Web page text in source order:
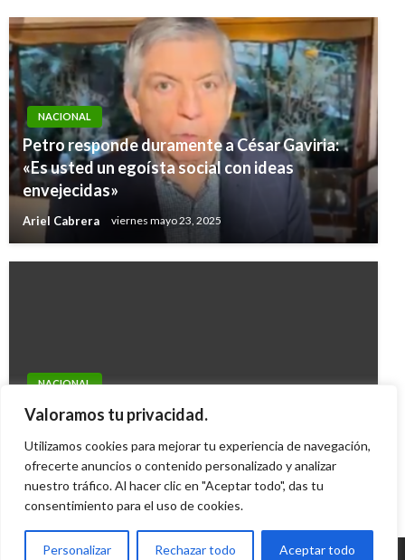
Valoramos tu privacidad.
Utilizamos cookies para mejorar tu experiencia de navegación,
ofrecerte anuncios o contenido personalizado y analizar
nuestro tráfico. Al hacer clic en "Aceptar todo", das tu
consentimiento para el uso de cookies.
Personalizar Rechazar todo Aceptar todo
NACIONAL
Petro responde duramente a César Gaviria:
«Es usted un egoísta social con ideas
envejecidas»
Ariel Cabrera viernes mayo 23, 2025
NACIONAL
Expresidente de la C. Constitucional asegura
Andres Felipe Gama domingo enero 3, 2016